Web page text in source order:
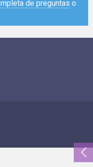
de preguntas o